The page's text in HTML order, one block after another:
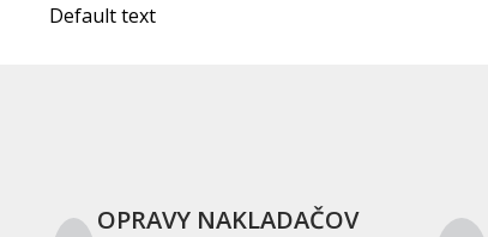
Default text
OPRAVY NAKLADAČOV